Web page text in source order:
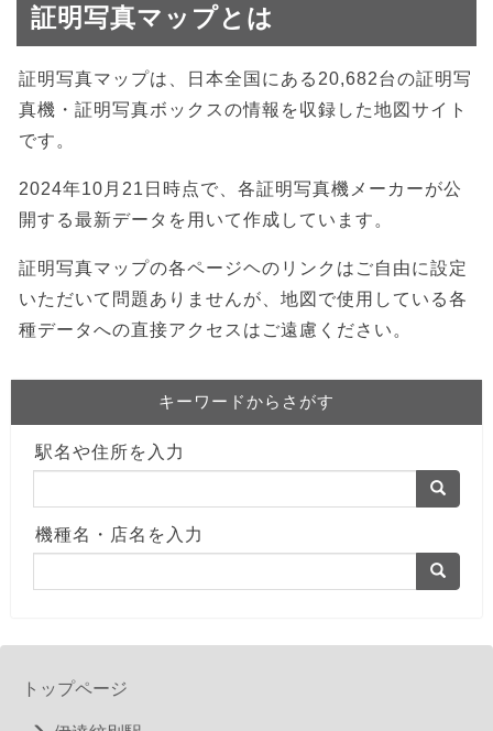
証明写真マップとは
証明写真マップは、日本全国にある20,682台の証明写
真機・証明写真ボックスの情報を収録した地図サイト
です。
2024年10月21日時点で、各証明写真機メーカーが公
開する最新データを用いて作成しています。
証明写真マップの各ページヘのリンクはご自由に設定
いただいて問題ありませんが、地図で使用している各
種データへの直接アクセスはご遠慮ください。
キーワードからさがす
駅名や住所を入力
機種名・店名を入力
トップページ